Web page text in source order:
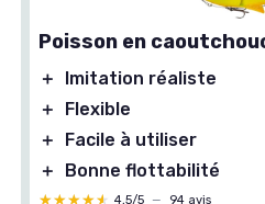
Poisson en
＋
Imitation réaliste
＋
Flexible
＋
Facile à utiliser
＋
Bonne flottabilité
4,5/5 — 94 avis